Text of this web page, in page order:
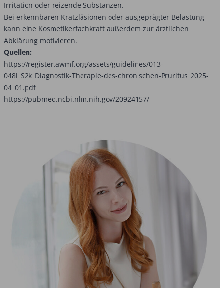
Irritation oder reizende Substanzen.
Bei erkennbaren Kratzläsionen oder ausgeprägter Belastung
kann eine Kosmetikerfachkraft außerdem zur ärztlichen
Abklärung motivieren.
Quellen:
https://register.awmf.org/assets/guidelines/013-
048l_S2k_Diagnostik-Therapie-des-chronischen-Pruritus_2025-
04_01.pdf
https://pubmed.ncbi.nlm.nih.gov/20924157/